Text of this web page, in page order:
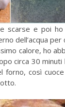
scarse e poi
dell’acqua
calore, ho
circa 30
forno, così